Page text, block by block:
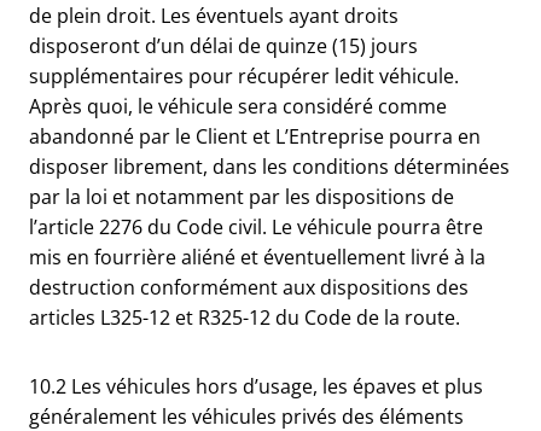
de plein droit. Les éventuels ayant droits
disposeront d’un délai de quinze (15) jours
supplémentaires pour récupérer ledit véhicule.
Après quoi, le véhicule sera considéré comme
abandonné par le Client et L’Entreprise pourra en
disposer librement, dans les conditions déterminées
par la loi et notamment par les dispositions de
l’article 2276 du Code civil. Le véhicule pourra être
mis en fourrière aliéné et éventuellement livré à la
destruction conformément aux dispositions des
articles L325-12 et R325-12 du Code de la route.
10.2 Les véhicules hors d’usage, les épaves et plus
généralement les véhicules privés des éléments